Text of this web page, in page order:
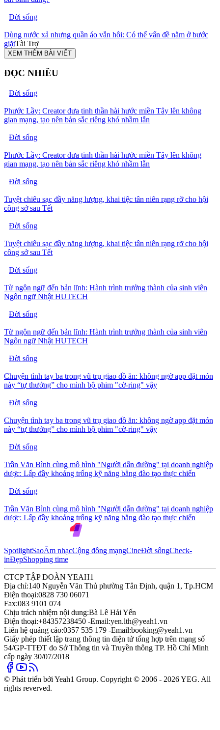
Đời sống
Dùng nước xả nhưng quần áo vẫn hôi: Có thể vấn đề nằm ở bước
giặtTài Trợ
XEM THÊM BÀI VIẾT
ĐỌC NHIỀU
Đời sống
Phước Lầy: Creator đưa tinh thần hài hước miền Tây lên không
gian mạng, tạo nên bản sắc riêng khó nhầm lẫn
Đời sống
Phước Lầy: Creator đưa tinh thần hài hước miền Tây lên không
gian mạng, tạo nên bản sắc riêng khó nhầm lẫn
Đời sống
Tuyệt chiêu sạc đầy năng lượng, khai tiệc tân niên rạng rỡ cho hội
công sở sau Tết
Đời sống
Tuyệt chiêu sạc đầy năng lượng, khai tiệc tân niên rạng rỡ cho hội
công sở sau Tết
Đời sống
Từ ngôn ngữ đến bản lĩnh: Hành trình trưởng thành của sinh viên
Ngôn ngữ Nhật HUTECH
Đời sống
Từ ngôn ngữ đến bản lĩnh: Hành trình trưởng thành của sinh viên
Ngôn ngữ Nhật HUTECH
Đời sống
Chuyện tình tay ba trong vũ trụ giao đồ ăn: không ngờ app đặt món
này “tự thưởng” cho mình bộ phim "cờ-ring" vậy
Đời sống
Chuyện tình tay ba trong vũ trụ giao đồ ăn: không ngờ app đặt món
này “tự thưởng” cho mình bộ phim "cờ-ring" vậy
Đời sống
Trần Văn Bình cùng mô hình "Người dẫn đường" tại doanh nghiệp
dược: Lấp đầy khoảng trống kỹ năng bằng đào tạo thực chiến
Đời sống
Trần Văn Bình cùng mô hình "Người dẫn đường" tại doanh nghiệp
dược: Lấp đầy khoảng trống kỹ năng bằng đào tạo thực chiến
SpotlightSaoÂm nhạcCộng đồng mạngCineĐời sốngCheck-
inĐẹpShopping time
CTCP TẬP ĐOÀN YEAH1
Địa chỉ:140 Nguyễn Văn Thủ phường Tân Định, quận 1, Tp.HCM
Điện thoại:0828 730 06071
Fax:083 9101 074
Chịu trách nhiệm nội dung:Bà Lê Hải Yến
Điện thoại:+84357238450 -Email:yen.lth@yeah1.vn
Liên hệ quảng cáo:0357 535 179 -Email:booking@yeah1.vn
Giấy phép thiết lập trang thông tin điện tử tổng hợp trên mạng số
54/GP-TTĐT do Sở Thông tin và Truyền thông TP. Hồ Chí Minh
cấp ngày 30/07/2018
© Phát triển bởi Yeah1 Group. Copyright © 2006 - 2026 YEG. All
rights reverved.